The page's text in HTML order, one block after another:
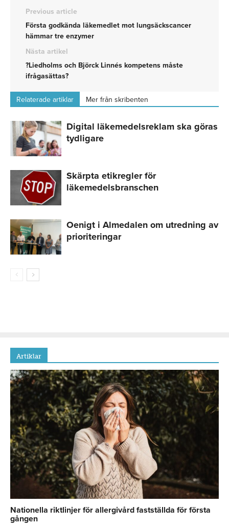
Previous article
Första godkända läkemedlet mot lungsäckscancer
hämmar tre enzymer
Nästa artikel
?Liedholms och Björck Linnés kompetens måste
ifrågasättas?
Relaterade artiklar Mer från skribenten
Digital läkemedelsreklam ska göras
tydligare
Skärpta etikregler för
läkemedelsbranschen
Oenigt i Almedalen om utredning av
prioriteringar
Artiklar
Nationella riktlinjer för allergivård fastställda för första
gången